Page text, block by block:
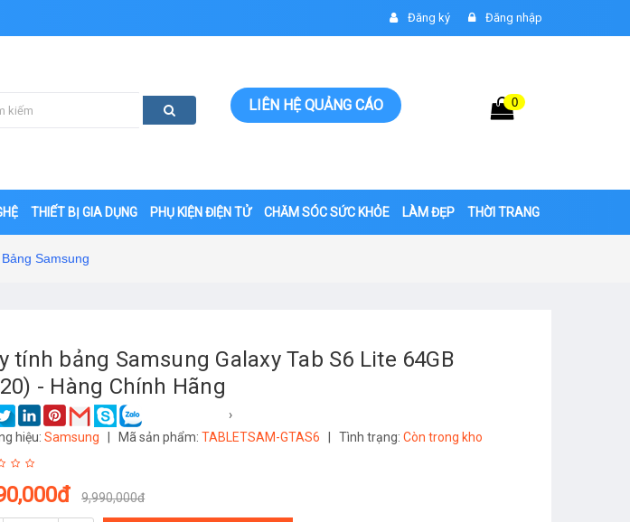
Đăng ký Đăng nhập
LIÊN HỆ QUẢNG CÁO 0
THIẾT BỊ GIA DỤNG PHỤ KIỆN ĐIỆN TỬ CHĂM SÓC SỨC KHỎE LÀM ĐẸP THỜI TRANG
Samsung
›
tính bảng Samsung Galaxy Tab S6 Lite 64GB
- Hàng Chính Hãng
hiệu:Samsung Mã sản phẩm:TABLETSAM-GTAS6 Tình trạng:Còn trong kho
9,990,000đ